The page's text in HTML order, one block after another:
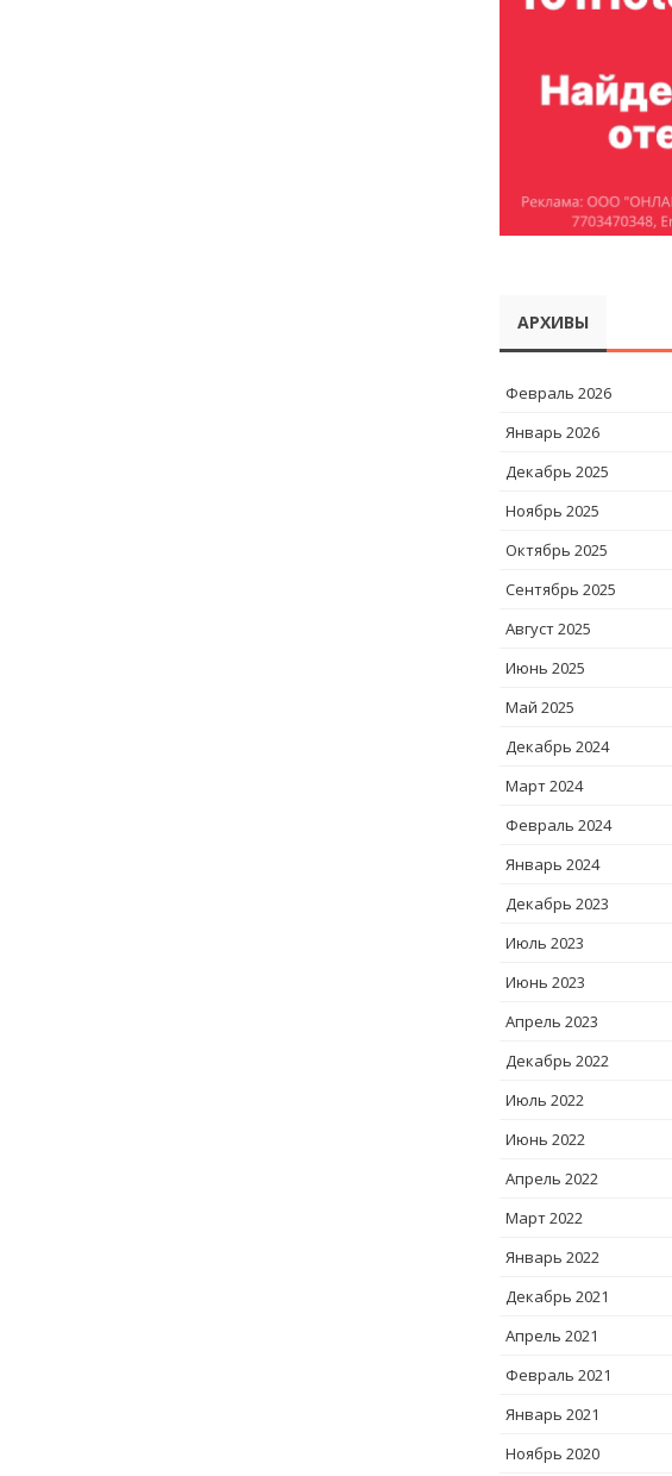
АРХИВЫ
Февраль 2026
Январь 2026
Декабрь 2025
Ноябрь 2025
Октябрь 2025
Сентябрь 2025
Август 2025
Июнь 2025
Май 2025
Декабрь 2024
Март 2024
Февраль 2024
Январь 2024
Декабрь 2023
Июль 2023
Июнь 2023
Апрель 2023
Декабрь 2022
Июль 2022
Июнь 2022
Апрель 2022
Март 2022
Январь 2022
Декабрь 2021
Апрель 2021
Февраль 2021
Январь 2021
Ноябрь 2020